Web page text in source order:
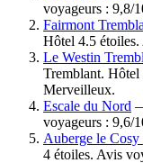
voyageurs : 9,8/
Fairmont
Hôtel 4.5
Le Westin
Tremblant.
Merveilleux.
Escale du Nord
voyageurs : 9,6/
Auberge le Cosy
4 étoiles. Avis